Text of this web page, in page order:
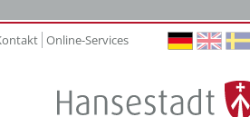
Online-Services